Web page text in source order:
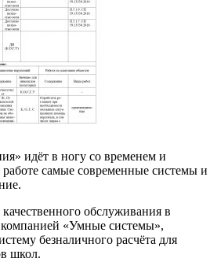
идёт в ногу со временем и
работе самые современные системы и
обслуживания в
«Умные системы»,
безналичного расчёта для
школ.